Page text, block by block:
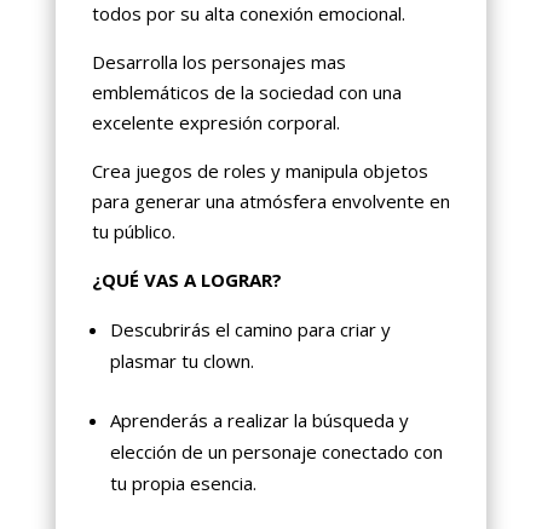
todos por su alta conexión emocional.
Desarrolla los personajes mas
emblemáticos de la sociedad con una
excelente expresión corporal.
Crea juegos de roles y manipula objetos
para generar una atmósfera envolvente en
tu público.
¿QUÉ VAS A LOGRAR?
Descubrirás el camino para criar y
plasmar tu clown.
Aprenderás a realizar la búsqueda y
elección de un personaje conectado con
tu propia esencia.